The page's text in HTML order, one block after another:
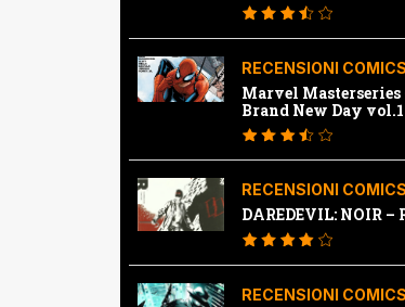
Marvel e Dc |
RECENSIONI COMICS
Marvel
Brand New Day vol.1
RECENSIONI COMICS
DAREDEVIL: NOIR –
RECENSIONI COMICS